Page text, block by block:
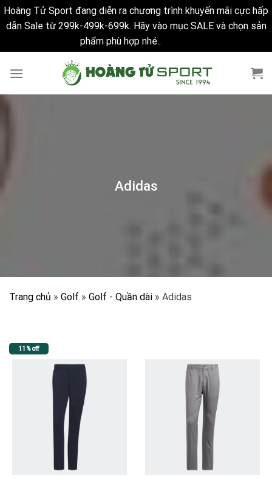
Hoàng Tử Sport đang diễn ra chương trình khuyến mãi cực hấp
dẫn Sale từ 299k-499k-699k. Hãy vào mục SALE và chọn sản
phẩm phù hợp nhé..
Adidas
Trang chủ » Golf » Golf - Quần dài » Adidas
11% off